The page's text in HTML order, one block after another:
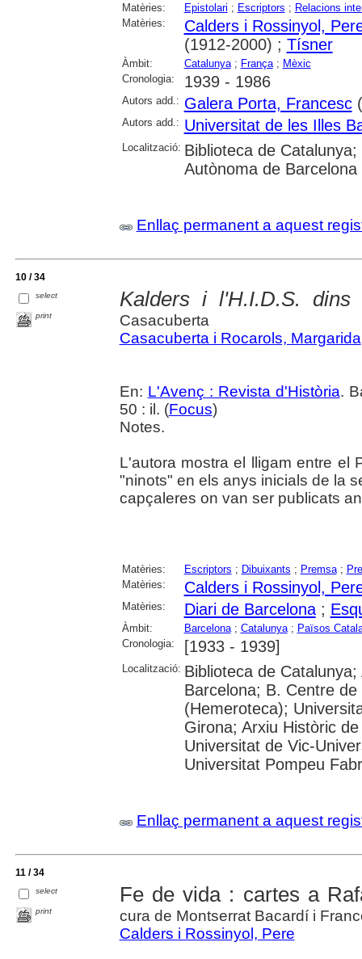
Matèries: Epistolari ; Escriptors ; Relacions
Matèries:
Calders i Rossinyol,
(1912-2000) ; Tísner
Àmbit: Catalunya; França; Mèxic
Cronologia:
1939 - 1986
Autors add.: Galera Porta, Francesc
Autors add.: Universitat de les Illes
Localització: Biblioteca de
Autònoma de Barcelona
Enllaç permanent a aquest
10 / 34
select
print
Kalders i l'H.I.D.S.
Casacuberta
Casacuberta i Rocarols, Margarida
En: L'Avenç : Revista d'Història.
50 : il. (Focus)
Notes.
L'autora mostra el lligam entre el
"ninots" en els anys inicials de la
capçaleres on van ser publicats
Matèries: Escriptors ; Dibuixants ; Premsa;
Matèries:
Calders i Rossinyol,
Matèries: Diari de Barcelona;
Àmbit: Barcelona; Catalunya; Països
Cronologia:
[1933 - 1939]
Localització: Biblioteca de
Barcelona; B. Centre
(Hemeroteca);
Girona; Arxiu Històric
Universitat de Vic-
Universitat Pompeu
Enllaç permanent a aquest
11 / 34
select
print
Fe de vida : cartes a
cura de Montserrat Bacardí i
Calders i Rossinyol, Pere